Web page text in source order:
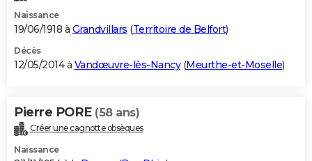
Naissance
19/06/1918 à Grandvillars (Territoire de Belfort)
Décès
12/05/2014 à Vandœuvre-lès-Nancy(Meurthe-et-Moselle)
Pierre PORE (58 ans)
Créer une cagnotte obsèques
Naissance